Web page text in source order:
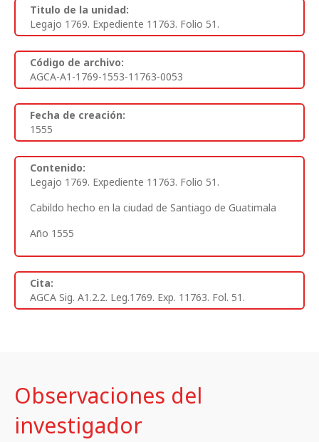
Titulo de la unidad:
Legajo 1769. Expediente 11763. Folio 51.
Código de archivo:
AGCA-A1-1769-1553-11763-0053
Fecha de creación:
1555
Contenido:
Legajo 1769. Expediente 11763. Folio 51.
Cabildo hecho en la ciudad de Santiago de Guatimala
Año 1555
Cita:
AGCA Sig. A1.2.2. Leg.1769. Exp. 11763. Fol. 51.
Observaciones del
investigador